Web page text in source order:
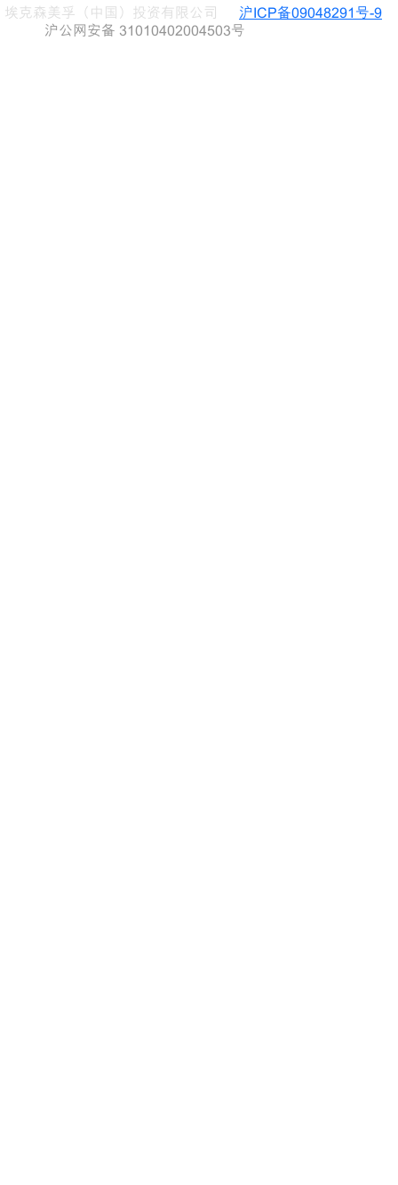
埃克森美孚（中国）投资有限公司
沪ICP备09048291号-9
沪公网安备 31010402004503号